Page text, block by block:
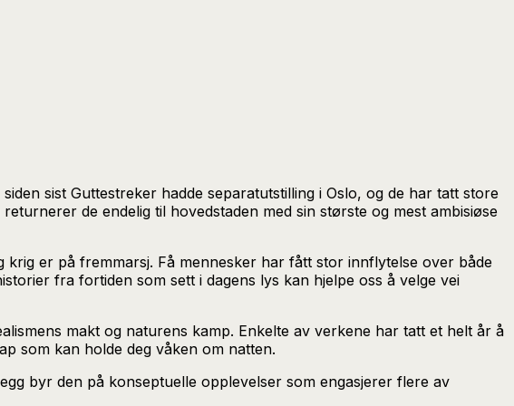
sist Guttestreker hadde separatutstilling i Oslo, og de har tatt store
de endelig til hovedstaden med sin største og mest ambisiøse
er på fremmarsj. Få mennesker har fått stor innflytelse over både
fra fortiden som sett i dagens lys kan hjelpe oss å velge vei
makt og naturens kamp. Enkelte av verkene har tatt et helt år å
som kan holde deg våken om natten.
byr den på konseptuelle opplevelser som engasjerer flere av